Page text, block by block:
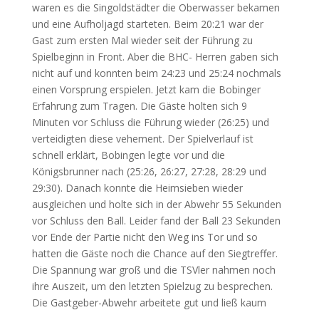
waren es die Singoldstädter die Oberwasser bekamen
und eine Aufholjagd starteten. Beim 20:21 war der
Gast zum ersten Mal wieder seit der Führung zu
Spielbeginn in Front. Aber die BHC- Herren gaben sich
nicht auf und konnten beim 24:23 und 25:24 nochmals
einen Vorsprung erspielen. Jetzt kam die Bobinger
Erfahrung zum Tragen. Die Gäste holten sich 9
Minuten vor Schluss die Führung wieder (26:25) und
verteidigten diese vehement. Der Spielverlauf ist
schnell erklärt, Bobingen legte vor und die
Königsbrunner nach (25:26, 26:27, 27:28, 28:29 und
29:30). Danach konnte die Heimsieben wieder
ausgleichen und holte sich in der Abwehr 55 Sekunden
vor Schluss den Ball. Leider fand der Ball 23 Sekunden
vor Ende der Partie nicht den Weg ins Tor und so
hatten die Gäste noch die Chance auf den Siegtreffer.
Die Spannung war groß und die TSVler nahmen noch
ihre Auszeit, um den letzten Spielzug zu besprechen.
Die Gastgeber-Abwehr arbeitete gut und ließ kaum